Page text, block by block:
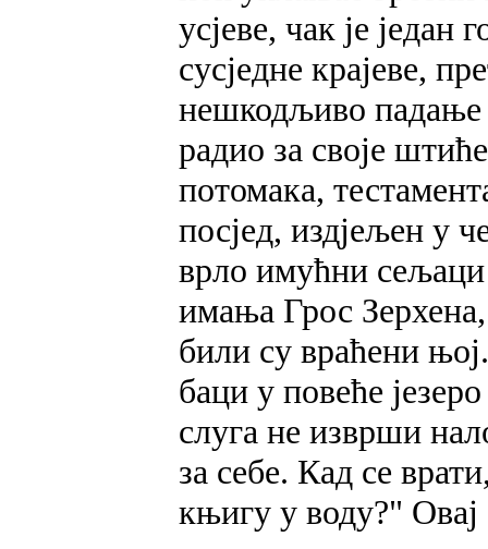
усјеве, чак је један
сусједне крајеве,
нешкодљиво падање
радио за своје
потомака,
посјед, издјељен у
врло имућни
имања Грос Зерхена,
били су враћени
баци у повеће
слуга не изврши
за себе. Кад се
књигу у воду?" Овај